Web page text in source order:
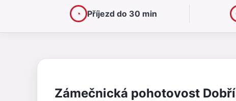
◔ Příjezd do 30 min
Zámečnická pohotovost